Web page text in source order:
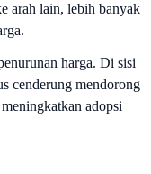
arah lain, lebih banyak
harga. Di sisi
cenderung mendorong
adopsi